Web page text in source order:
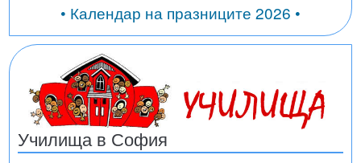
• Календар на празниците 2026 •
Училища в София